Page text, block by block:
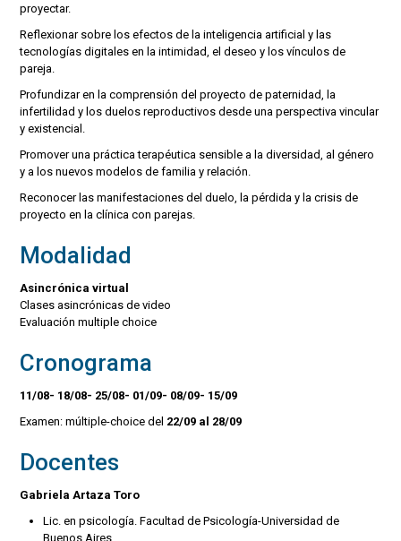
proyectar.
Reflexionar sobre los efectos de la inteligencia artificial y las
tecnologías digitales en la intimidad, el deseo y los vínculos de
pareja.
Profundizar en la comprensión del proyecto de paternidad, la
infertilidad y los duelos reproductivos desde una perspectiva vincular
y existencial.
Promover una práctica terapéutica sensible a la diversidad, al género
y a los nuevos modelos de familia y relación.
Reconocer las manifestaciones del duelo, la pérdida y la crisis de
proyecto en la clínica con parejas.
Modalidad
Asincrónica virtual
Clases asincrónicas de video
Evaluación multiple choice
Cronograma
11/08- 18/08- 25/08- 01/09- 08/09- 15/09
Examen: múltiple-choice del 22/09 al 28/09
Docentes
Gabriela Artaza Toro
Lic. en psicología. Facultad de Psicología-Universidad de
Buenos Aires.